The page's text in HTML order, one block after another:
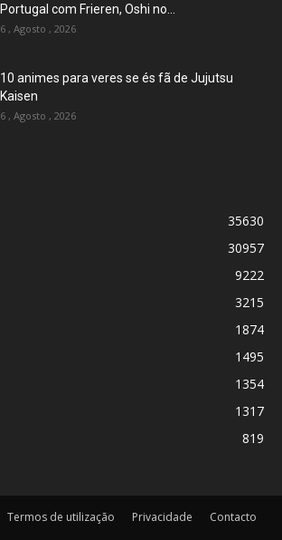
Portugal com Frieren, Oshi no...
6 , Agosto , 2026
10 animes para veres se és fã de Jujutsu
Kaisen
6 , Agosto , 2026
35630
30957
9222
3215
1874
1495
1354
1317
819
Termos de utilização Privacidade Contacto